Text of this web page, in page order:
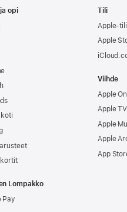
opi
Lompakko
Pay
Tili
Apple-
Apple
Viihde
Apple
Apple TV
Apple
Apple
App